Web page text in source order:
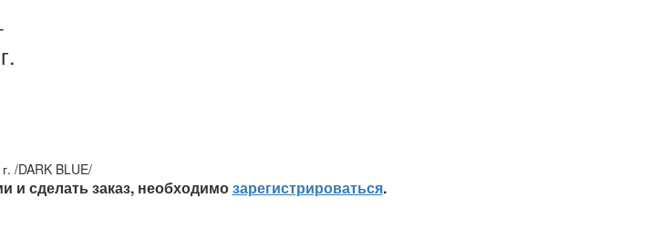
/DARK BLUE/
и сделать заказ, необходимозарегистрироваться.